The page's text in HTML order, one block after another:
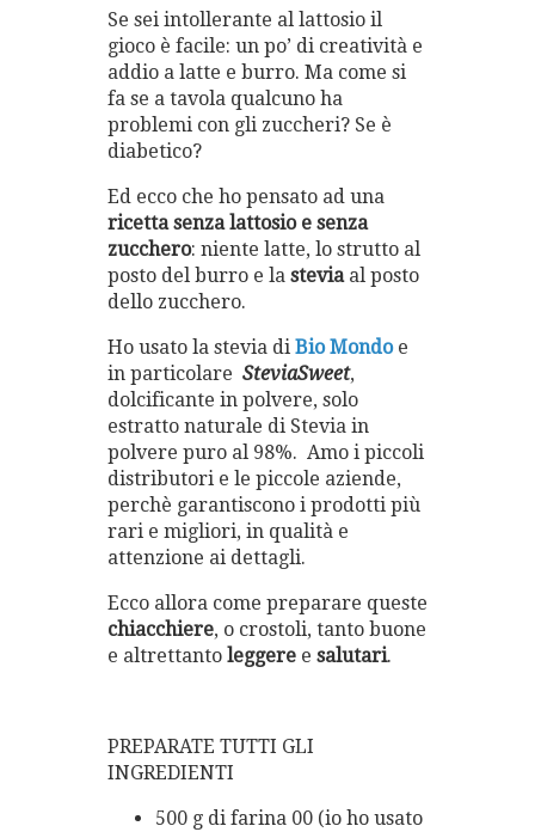
Se sei intollerante al lattosio il
gioco è facile: un po’ di creatività e
addio a latte e burro. Ma come si
fa se a tavola qualcuno ha
problemi con gli zuccheri? Se è
diabetico?
Ed ecco che ho pensato ad una
ricetta senza lattosio e senza
zucchero: niente latte, lo strutto al
posto del burro e la steviaal posto
dello zucchero.
Ho usato la stevia di Bio Mondoe
in particolare SteviaSweet,
dolcificante in polvere, solo
estratto naturale di Stevia in
polvere puro al 98%. Amo i piccoli
distributori e le piccole aziende,
perchè garantiscono i prodotti più
rari e migliori, in qualità e
attenzione ai dettagli.
Ecco allora come preparare queste
chiacchiere, o crostoli, tanto buone
e altrettanto leggere e salutari.
PREPARATE TUTTI GLI
INGREDIENTI
500 g di farina 00 (io ho usato